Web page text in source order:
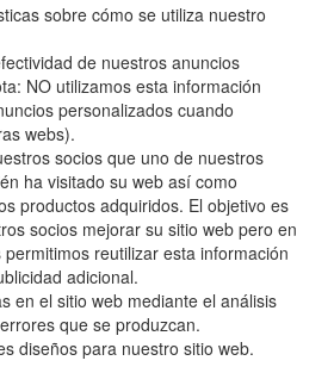
sobre cómo se utiliza nuestro
de nuestros anuncios
NO utilizamos esta información
personalizados cuando
webs).
socios que uno de nuestros
ha visitado su web así como
productos adquiridos. El objetivo es
socios mejorar su sitio web pero en
permitimos reutilizar esta información
adicional.
en el sitio web mediante el análisis
que se produzcan.
diseños para nuestro sitio web.